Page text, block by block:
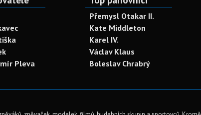
Pleva
Přemysl Otakar II.
Kate Middleton
Karel IV.
Václav Klaus
Boleslav Chrabrý